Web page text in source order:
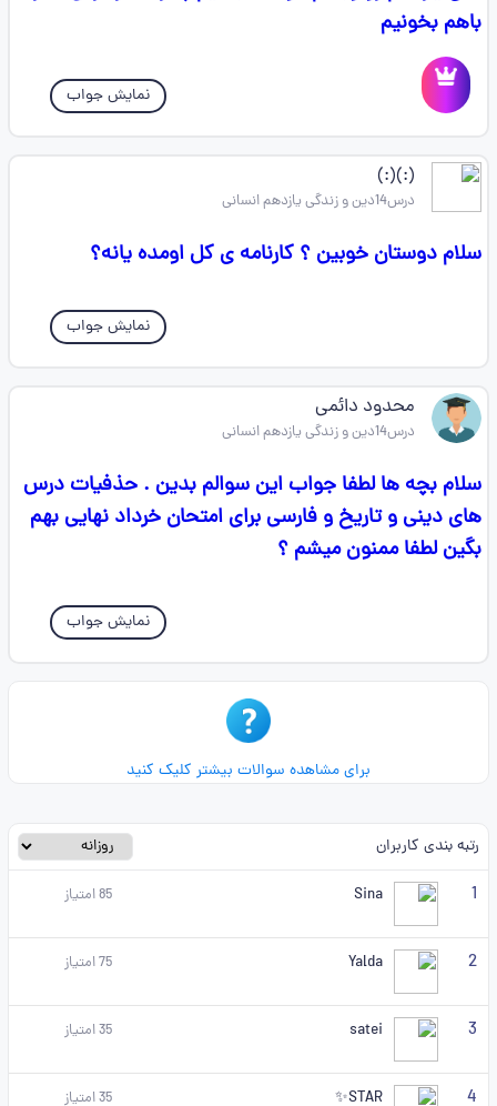
باهم بخونیم
نمایش جواب
(:)(:)
درس14دین و زندگی یازدهم انسانی
سلام دوستان خوبین ؟ کارنامه ی کل اومده یانه؟
نمایش جواب
محدود دائمی
درس14دین و زندگی یازدهم انسانی
سلام بچه ها لطفا جواب این سوالم بدین . حذفیات درس
های دینی و تاریخ و فارسی برای امتحان خرداد نهایی بهم
بگین لطفا ممنون میشم ؟
نمایش جواب
برای مشاهده سوالات بیشتر کلیک کنید
رتبه بندی کاربران
1
Sina
85امتیاز
2
Yalda
75امتیاز
3
satei
35امتیاز
4
STAR✨
35امتیاز